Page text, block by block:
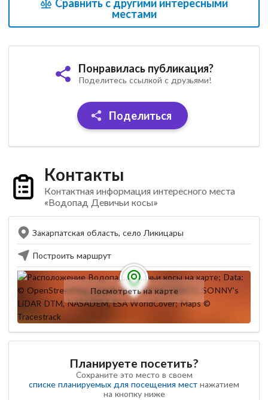
Сравнить с другими интересными
местами
Понравилась публикация?
Поделитесь ссылкой с друзьями!
Поделиться
Контакты
Контактная информация интересного места
«Водопад Девичьи косы»
Закарпатская область, село Ликицары
Построить маршрут
Посмотреть на карте
Планируете посетить?
Сохраните это место в своем
списке планируемых для посещения мест нажатием
на кнопку ниже